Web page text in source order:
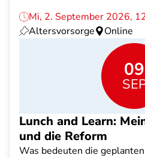
Mi, 2. September 2026,
Altersvorsorge
Online
09
Lunch and Learn:
und die Reform
Was bedeuten die